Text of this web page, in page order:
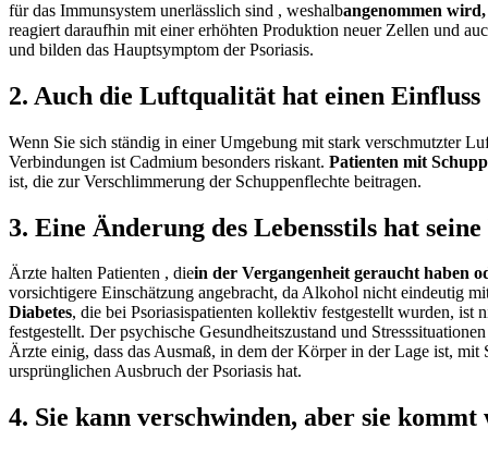
für das Immunsystem unerlässlich sind , weshalbangenommen wird,
reagiert daraufhin mit einer erhöhten Produktion neuer Zellen und
und bilden das Hauptsymptom der Psoriasis.
2. Auch die Luftqualität hat einen Einfluss
Wenn Sie sich ständig in einer Umgebung mit stark verschmutzter
Verbindungen ist Cadmium besonders riskant. Patienten mit
ist, die zur Verschlimmerung der Schuppenflechte beitragen.
3. Eine Änderung des Lebensstils hat
Ärzte halten Patienten , diein der Vergangenheit geraucht haben
vorsichtigere Einschätzung angebracht, da Alkohol nicht eindeutig
Diabetes, die bei Psoriasispatienten kollektiv festgestellt wurden, ist
festgestellt. Derpsychische Gesundheitszustand und
Ärzte einig, dass das Ausmaß, in dem der Körper in der Lage ist,
ursprünglichen Ausbruch der Psoriasis hat.
4. Sie kann verschwinden, aber sie kommt